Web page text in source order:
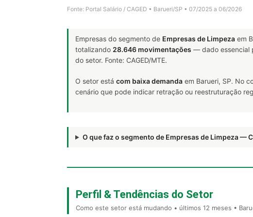
Fonte: Portal Salário / CAGED • Barueri/SP • 07/2025 a 06/2026
Empresas do segmento de Empresas de Limpeza em
totalizando 28.646 movimentações — dado essencial
do setor. Fonte: CAGED/MTE.
O setor está com baixa demanda em Barueri, SP. No
cenário que pode indicar retração ou reestruturação
O que faz o segmento de Empresas de Limpeza —
Perfil & Tendências do Setor
Como este setor está mudando • últimos 12 meses •